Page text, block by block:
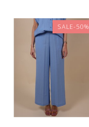
SALE-50%